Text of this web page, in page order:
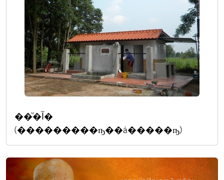
��ͧ�آ�
(���������ҧ��á�����ҧ)